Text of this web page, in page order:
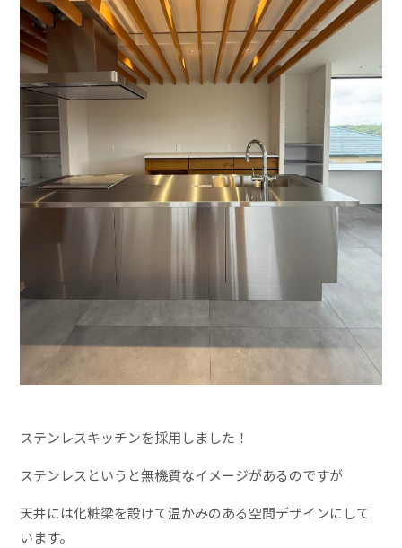
ステンレスキッチンを採用しました！
ステンレスというと無機質なイメージがあるのですが
天井には化粧梁を設けて温かみのある空間デザインにして
います。